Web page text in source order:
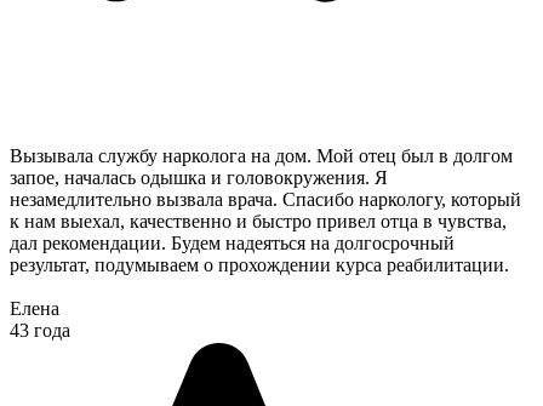
Вызывала службу нарколога на дом. Мой отец был в долгом
запое, началась одышка и головокружения. Я
незамедлительно вызвала врача. Спасибо наркологу, который
к нам выехал, качественно и быстро привел отца в чувства,
дал рекомендации. Будем надеяться на долгосрочный
результат, подумываем о прохождении курса реабилитации.
Елена
43 года